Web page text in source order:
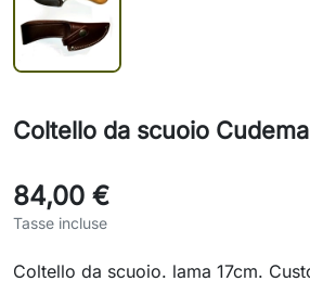
Coltello da scuoio
84,00 €
Tasse incluse
Coltello da scuoio. lama 17cm.